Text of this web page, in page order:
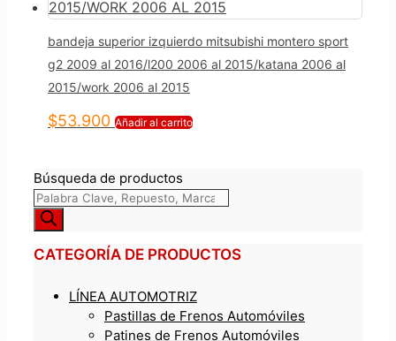
bandeja superior izquierdo mitsubishi montero sport
g2 2009 al 2016/l200 2006 al 2015/katana 2006 al
2015/work 2006 al 2015
$53.900 Añadir al carrito
Búsqueda de productos
CATEGORÍA DE PRODUCTOS
LÍNEA AUTOMOTRIZ
Pastillas de Frenos Automóviles
Patines de Frenos Automóviles